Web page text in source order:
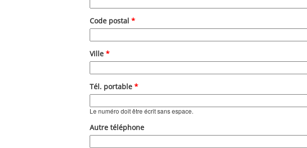
Code postal *
Ville *
Tél. portable *
Le numéro doit être écrit sans espace.
Autre téléphone